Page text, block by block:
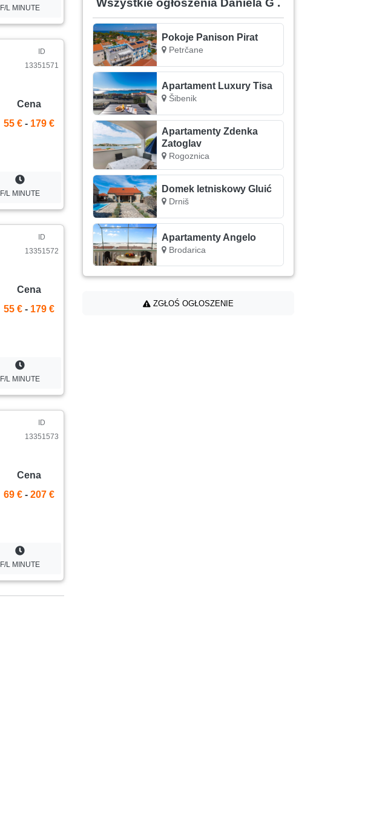
F/L MINUTE
ID
13351571
Cena
55 € - 179 €
F/L MINUTE
ID
13351572
Cena
55 € - 179 €
F/L MINUTE
ID
13351573
Cena
69 € - 207 €
F/L MINUTE
Wszystkie ogłoszenia Daniela G .
Pokoje Panison Pirat
Petrčane
Apartament Luxury Tisa
Šibenik
Apartamenty Zdenka
Zatoglav
Rogoznica
Domek letniskowy Gluić
Drniš
Apartamenty Angelo
Brodarica
ZGŁOŚ OGŁOSZENIE